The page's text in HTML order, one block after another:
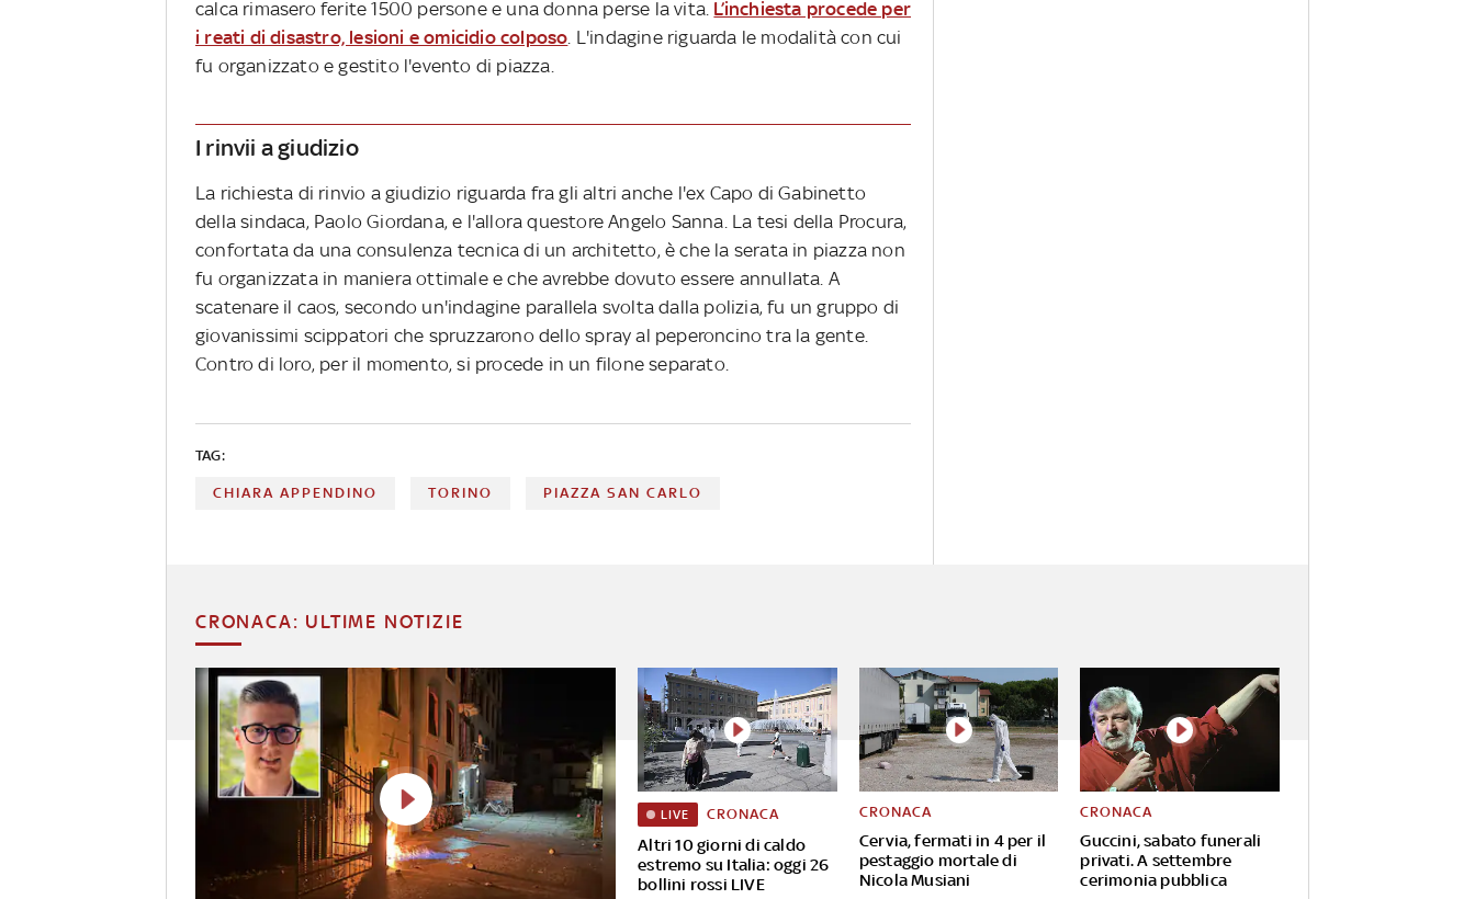
calca rimasero ferite 1500 persone e una donna perse la vita. L’inchiesta procede per
i reati di disastro, lesioni e omicidio colposo. L'indagine riguarda le modalità con cui
fu organizzato e gestito l'evento di piazza.
I rinvii a giudizio
La richiesta di rinvio a giudizio riguarda fra gli altri anche l'ex Capo di Gabinetto
della sindaca, Paolo Giordana, e l'allora questore Angelo Sanna. La tesi della Procura,
confortata da una consulenza tecnica di un architetto, è che la serata in piazza non
fu organizzata in maniera ottimale e che avrebbe dovuto essere annullata. A
scatenare il caos, secondo un'indagine parallela svolta dalla polizia, fu un gruppo di
giovanissimi scippatori che spruzzarono dello spray al peperoncino tra la gente.
Contro di loro, per il momento, si procede in un filone separato.
TAG:
CHIARA APPENDINO TORINO PIAZZA SAN CARLO
CRONACA: ULTIME NOTIZIE
Altri 10 giorni di caldo
estremo su Italia: oggi 26
bollini rossi LIVE
LIVE CRONACA
Cervia, fermati in 4 per il
pestaggio mortale di
Nicola Musiani
CRONACA
Guccini, sabato funerali
privati. A settembre
cerimonia pubblica
CRONACA